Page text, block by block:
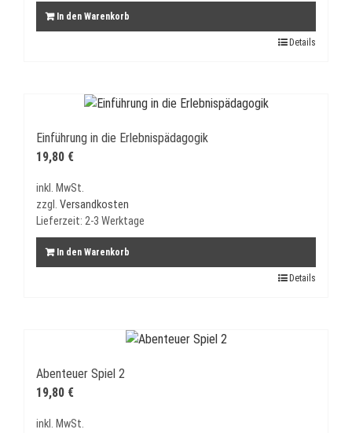
In den Warenkorb
Details
Einführung in die Erlebnispädagogik
19,80 €
inkl. MwSt.
zzgl. Versandkosten
Lieferzeit: 2-3 Werktage
In den Warenkorb
Details
Abenteuer Spiel 2
19,80 €
inkl. MwSt.